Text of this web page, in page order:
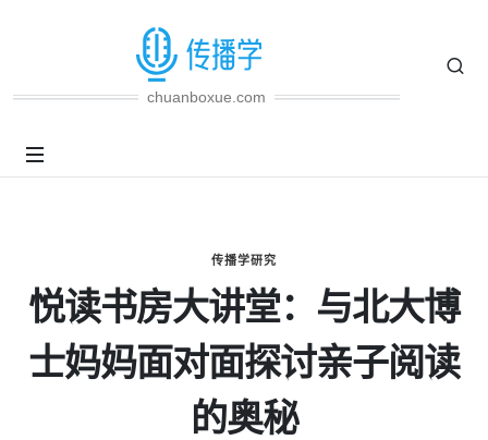
chuanboxue.com
传播学研究
悦读书房大讲堂：与北大博
士妈妈面对面探讨亲子阅读
的奥秘